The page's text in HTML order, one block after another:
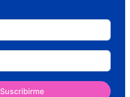
Suscribirme